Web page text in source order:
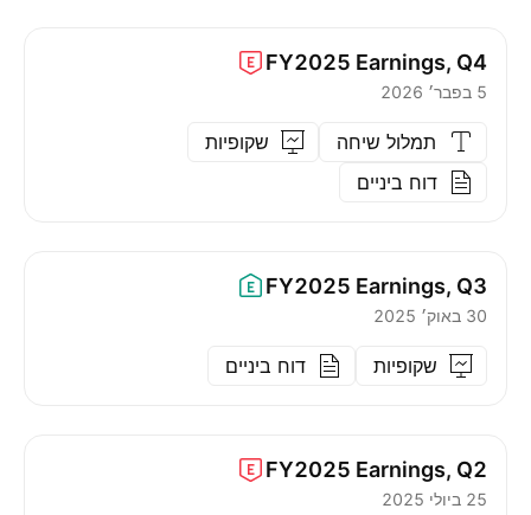
Earnings, Q4
FY2025
5 בפבר׳ 2026
תמלול שיחה
שקופיות
דוח ביניים
Earnings, Q3
FY2025
30 באוק׳ 2025
שקופיות דוח ביניים
Earnings, Q2
FY2025
25 ביולי 2025